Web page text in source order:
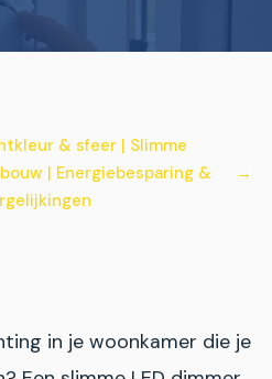
& sfeer | Slimme
| Energiebesparing &
in je woonkamer die je